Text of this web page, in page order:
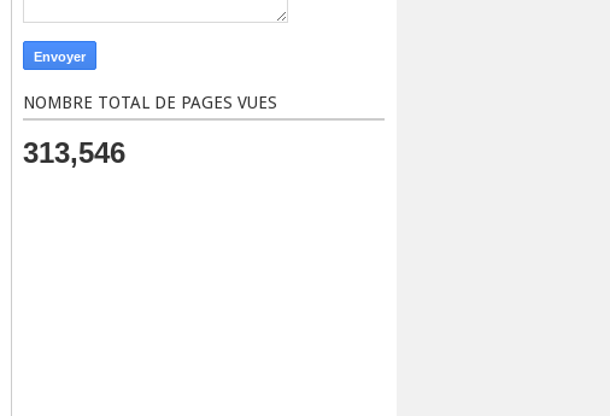
NOMBRE TOTAL DE PAGES VUES
313,546